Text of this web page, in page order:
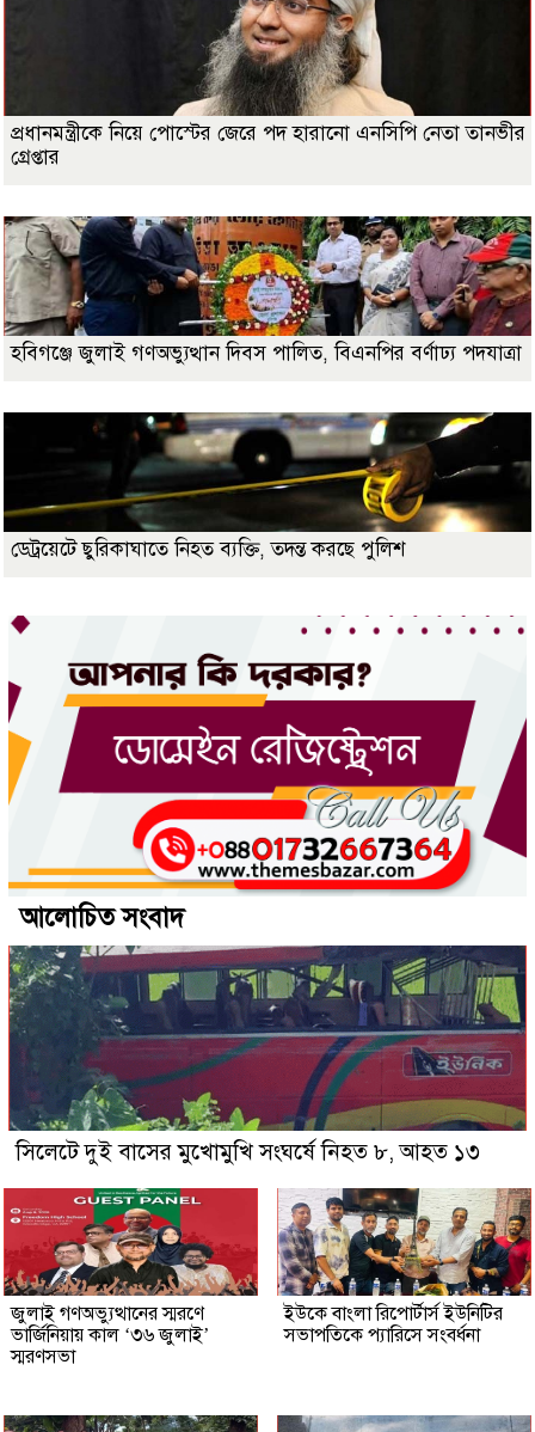
প্রধানমন্ত্রীকে নিয়ে পোস্টের জেরে পদ হারানো এনসিপি নেতা তানভীর
গ্রেপ্তার
হবিগঞ্জে জুলাই গণঅভ্যুত্থান দিবস পালিত, বিএনপির বর্ণাঢ্য পদযাত্রা
ডেট্রয়েটে ছুরিকাঘাতে নিহত ব্যক্তি, তদন্ত করছে পুলিশ
আলোচিত সংবাদ
সিলেটে দুই বাসের মুখোমুখি সংঘর্ষে নিহত ৮, আহত ১৩
জুলাই গণঅভ্যুত্থানের স্মরণে
ভার্জিনিয়ায় কাল ‘৩৬ জুলাই’
স্মরণসভা
ইউকে বাংলা রিপোর্টার্স ইউনিটির
সভাপতিকে প্যারিসে সংবর্ধনা